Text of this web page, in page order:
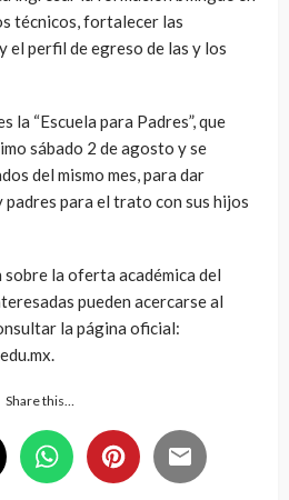
técnicos, fortalecer las
el perfil de egreso de las y los
la “Escuela para Padres”, que
sábado 2 de agosto y se
del mismo mes, para dar
padres para el trato con sus hijos
la oferta académica del
pueden acercarse al
la página oficial:
Share this…